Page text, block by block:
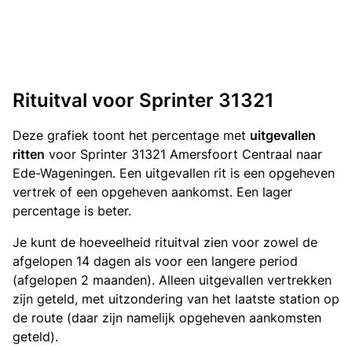
Rituitval voor Sprinter 31321
Deze grafiek toont het percentage met uitgevallen
ritten voor Sprinter 31321 Amersfoort Centraal naar
Ede-Wageningen. Een uitgevallen rit is een opgeheven
vertrek of een opgeheven aankomst. Een lager
percentage is beter.
Je kunt de hoeveelheid rituitval zien voor zowel de
afgelopen 14 dagen als voor een langere period
(afgelopen 2 maanden). Alleen uitgevallen vertrekken
zijn geteld, met uitzondering van het laatste station op
de route (daar zijn namelijk opgeheven aankomsten
geteld).